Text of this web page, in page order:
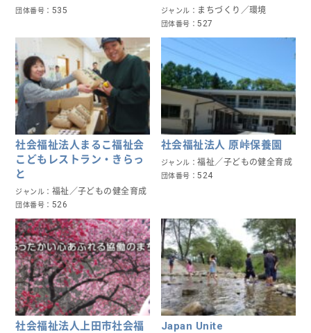
団体番号 535 ジャンル まちづくり／環境
団体番号 527
社会福祉法人まるこ福祉会
こどもレストラン・きらっ
と
ジャンル 福祉／子どもの健全育成
団体番号 526
社会福祉法人 原峠保養園
ジャンル 福祉／子どもの健全育成
団体番号 524
社会福祉法人上田市社会福
Japan Unite